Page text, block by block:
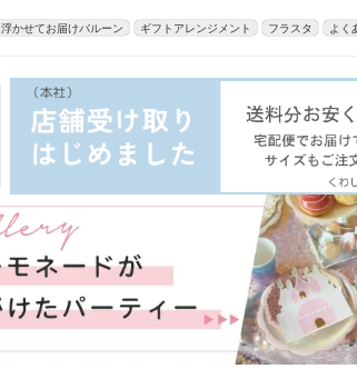
浮かせてお届けバルーン ギフトアレンジメント フラスタ よく